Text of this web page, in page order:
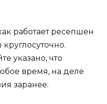
работает ресепшен
указано, что
время, на деле
заранее.